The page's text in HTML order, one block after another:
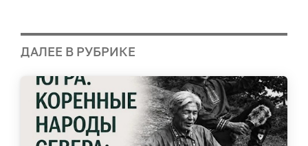
ДАЛЕЕ В РУБРИКЕ